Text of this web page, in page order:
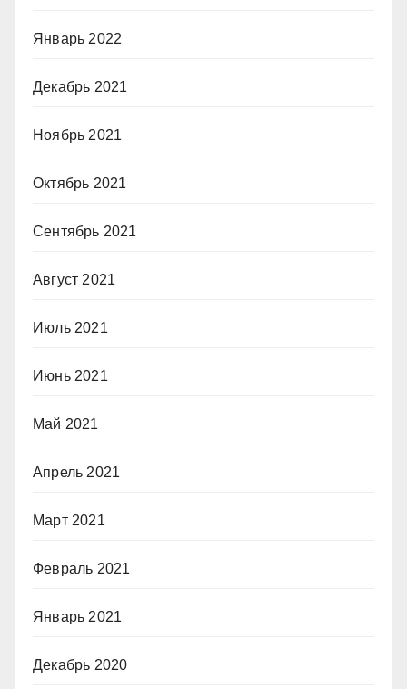
Январь 2022
Декабрь 2021
Ноябрь 2021
Октябрь 2021
Сентябрь 2021
Август 2021
Июль 2021
Июнь 2021
Май 2021
Апрель 2021
Март 2021
Февраль 2021
Январь 2021
Декабрь 2020